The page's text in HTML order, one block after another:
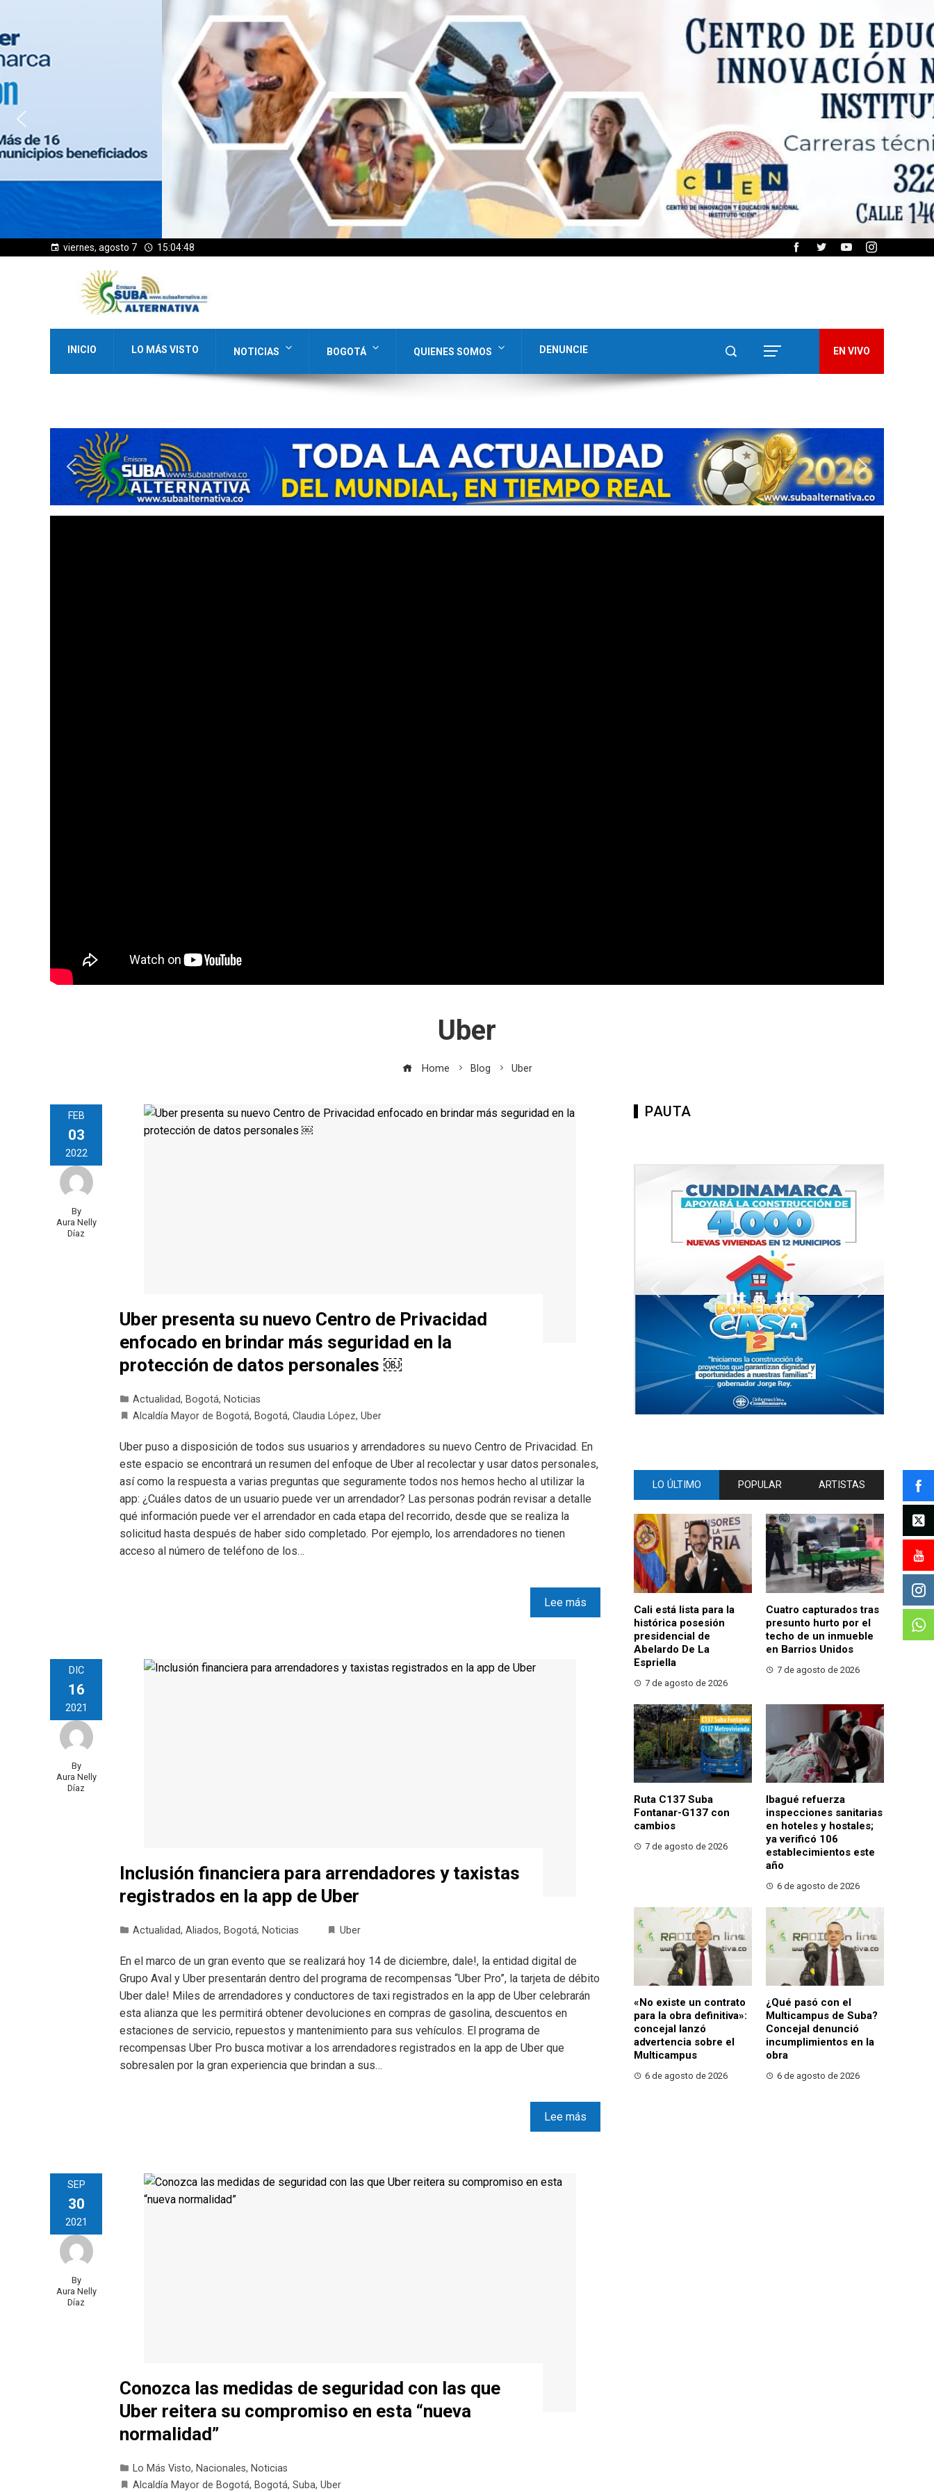
viernes, agosto 7 15:04:50
INICIO LO MÁS VISTO NOTICIAS BOGOTÁ QUIENES SOMOS DENUNCIE EN VIVO
Uber
Home Blog Uber
FEB
03
2022
By
Aura Nelly
Díaz
Uber presenta su nuevo Centro de Privacidad
enfocado en brindar más seguridad en la
protección de datos personales ￼
Actualidad, Bogotá, Noticias
Alcaldía Mayor de Bogotá, Bogotá, Claudia López, Uber
Uber puso a disposición de todos sus usuarios y arrendadores su nuevo Centro de Privacidad. En
este espacio se encontrará un resumen del enfoque de Uber al recolectar y usar datos personales,
así como la respuesta a varias preguntas que seguramente todos nos hemos hecho al utilizar la
app: ¿Cuáles datos de un usuario puede ver un arrendador? Las personas podrán revisar a detalle
qué información puede ver el arrendador en cada etapa del recorrido, desde que se realiza la
solicitud hasta después de haber sido completado. Por ejemplo, los arrendadores no tienen
acceso al número de teléfono de los…
Lee más
DIC
16
2021
By
Aura Nelly
Díaz
Inclusión financiera para arrendadores y taxistas
registrados en la app de Uber
Actualidad, Aliados, Bogotá, Noticias Uber
En el marco de un gran evento que se realizará hoy 14 de diciembre, dale!, la entidad digital de
Grupo Aval y Uber presentarán dentro del programa de recompensas “Uber Pro”, la tarjeta de débito
Uber dale! Miles de arrendadores y conductores de taxi registrados en la app de Uber celebrarán
esta alianza que les permitirá obtener devoluciones en compras de gasolina, descuentos en
estaciones de servicio, repuestos y mantenimiento para sus vehículos. El programa de
recompensas Uber Pro busca motivar a los arrendadores registrados en la app de Uber que
sobresalen por la gran experiencia que brindan a sus…
Lee más
SEP
30
2021
By
Aura Nelly
Díaz
Conozca las medidas de seguridad con las que
Uber reitera su compromiso en esta “nueva
normalidad”
Lo Más Visto, Nacionales, Noticias
Alcaldía Mayor de Bogotá, Bogotá, Suba, Uber
PAUTA
LO ÚLTIMO POPULAR ARTISTAS
Cali está lista para la
histórica posesión
presidencial de
Abelardo De La
Espriella
7 de agosto de 2026
Cuatro capturados tras
presunto hurto por el
techo de un inmueble
en Barrios Unidos
7 de agosto de 2026
Ruta C137 Suba
Fontanar-G137 con
cambios
7 de agosto de 2026
Ibagué refuerza
inspecciones sanitarias
en hoteles y hostales;
ya verificó 106
establecimientos este
año
6 de agosto de 2026
«No existe un contrato
para la obra definitiva»:
concejal lanzó
advertencia sobre el
Multicampus
6 de agosto de 2026
¿Qué pasó con el
Multicampus de Suba?
Concejal denunció
incumplimientos en la
obra
6 de agosto de 2026